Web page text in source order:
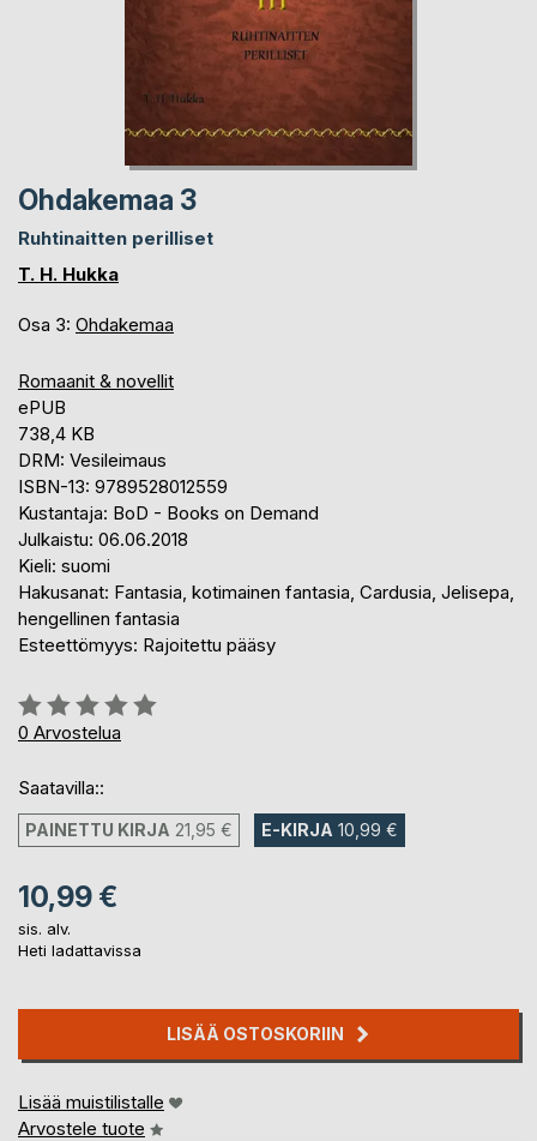
Ohdakemaa 3
Ruhtinaitten perilliset
T. H. Hukka
Osa 3: Ohdakemaa
Romaanit & novellit
ePUB
738,4 KB
DRM: Vesileimaus
ISBN-13: 9789528012559
Kustantaja: BoD - Books on Demand
Julkaistu: 06.06.2018
Kieli: suomi
Hakusanat: Fantasia, kotimainen fantasia, Cardusia, Jelisepa,
hengellinen fantasia
Esteettömyys: Rajoitettu pääsy
Arvostelu::
0%
0 Arvostelua
Saatavilla::
PAINETTU KIRJA 21,95 € E-KIRJA 10,99 €
10,99 €
sis. alv.
Heti ladattavissa
LISÄÄ OSTOSKORIIN
Lisää muistilistalle
Arvostele tuote